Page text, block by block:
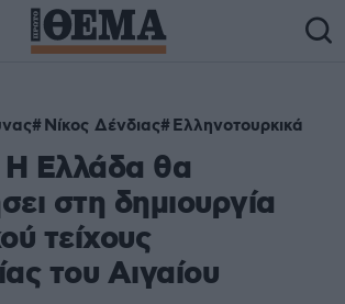
Νίκος Δένδιας Ελληνοτουρκικά
Η Ελλάδα θα
στη δημιουργία
τείχους
του Αιγαίου